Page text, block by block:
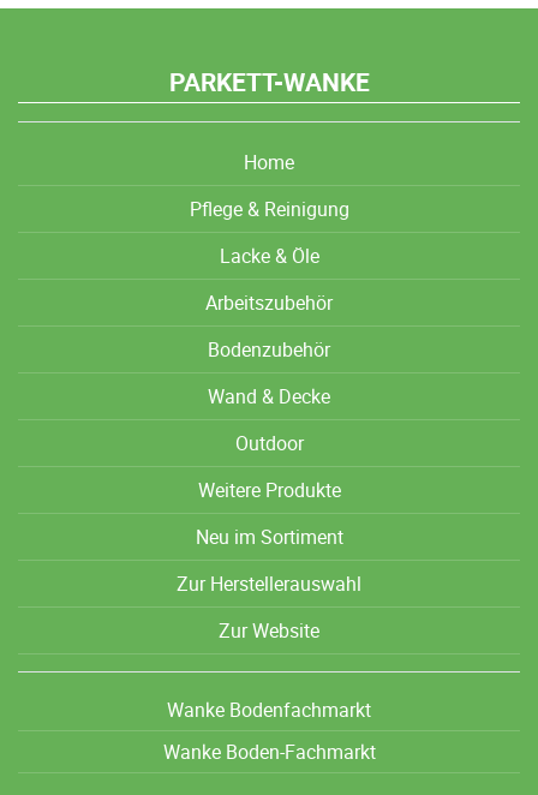
PARKETT-WANKE
Home
Pflege & Reinigung
Lacke & Öle
Arbeitszubehör
Bodenzubehör
Wand & Decke
Outdoor
Weitere Produkte
Neu im Sortiment
Zur Herstellerauswahl
Zur Website
Wanke Bodenfachmarkt
Wanke Boden-Fachmarkt